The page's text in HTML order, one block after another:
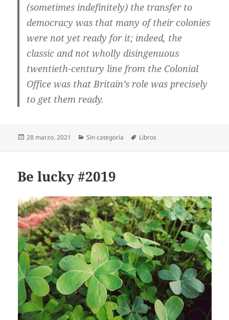
(sometimes indefinitely) the transfer to
democracy was that many of their colonies
were not yet ready for it; indeed, the
classic and not wholly disingenuous
twentieth-century line from the Colonial
Office was that Britain’s role was precisely
to get them ready.
Publicado
28 marzo, 2021 Categorías
Sin categoría Etiquetas
Libros
Be lucky #2019